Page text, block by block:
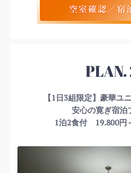
PLAN.
【1日3組限定】豪華ユ
安心の寛ぎ宿泊
1泊2食付 19.800円